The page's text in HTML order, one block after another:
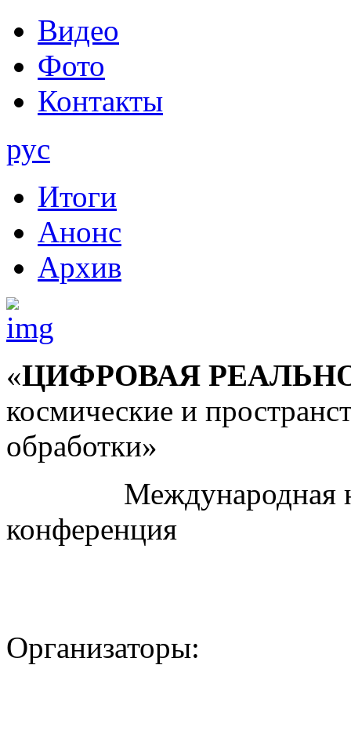
Видео
Фото
Контакты
рус
Итоги
Анонс
Архив
«ЦИФРОВАЯ
космические и
обработки»
Международная
конференция
Организаторы: